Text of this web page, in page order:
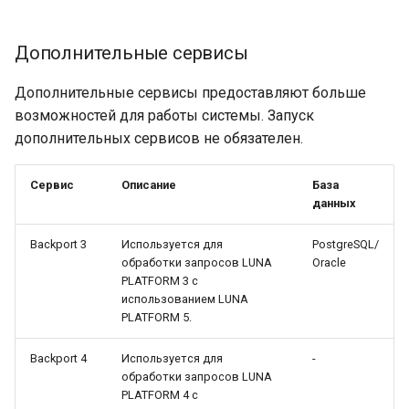
Ограничения при работе с
сервисами Backport
Ресурс sdk
LUNA PLATFORM v.5.8.0
LUNA PLATFORM v.5.7.0
LUNA PLATFORM v.5.5.0
LUNA PLATFORM v.5.4.0
LUNA PLATFORM v.5.2.1
Дополнительные сервисы
Дополнительные сервисы предоставляют больше
возможностей для работы системы. Запуск
дополнительных сервисов не обязателен.
Сервис Описание
База
данных
Backport 3
Используется для
обработки запросов LUNA
PLATFORM 3 с
использованием LUNA
PLATFORM 5.
PostgreSQL/
Oracle
Backport 4
Используется для
обработки запросов LUNA
PLATFORM 4 с
-